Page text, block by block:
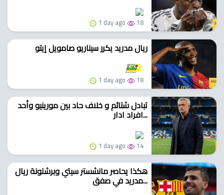
1 day ago 18
ريال مدريد يكرر سيناريو صامويل إيتو
1 day ago 18
تبادل شتائم و خلاف حاد بين مورينيو وأحد
افراد ادار...
1 day ago 14
هكذا يحاصر مانشستر سيتي وبرشلونة ريال
مدريد في صفق...